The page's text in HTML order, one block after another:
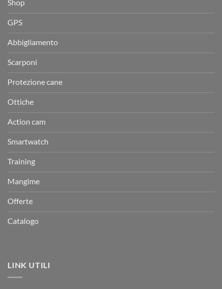
Shop
GPS
Abbigliamento
Scarponi
Protezione cane
Ottiche
Action cam
Smartwatch
Training
Mangime
Offerte
Catalogo
LINK UTILI